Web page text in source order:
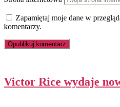
Zapamiętaj moje dane w
komentarzy.
Victor Rice wydaje